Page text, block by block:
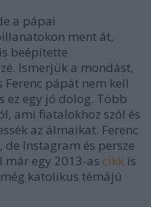
a pápai
ment át,
beépítette
Ismerjük a mondást,
pápát nem kell
ez egy jó dolog. Több
ami fiatalokhoz szól és
az álmaikat. Ferenc
Instagram és persze
már egy 2013-as cikk is
katolikus témájú